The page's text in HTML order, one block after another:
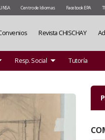
Centro de Idiomas Facebook EPA
Revista CHISCHAY
Resp. Social Tutoría